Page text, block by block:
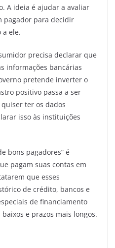
A ideia é ajudar a avaliar
pagador para decidir
ele.
precisa declarar que
informações bancárias
pretende inverter o
positivo passa a ser
ter os dados
isso às instituições
bons pagadores” é
pagam suas contas em
que esses
de crédito, bancos e
de financiamento
e prazos mais longos.